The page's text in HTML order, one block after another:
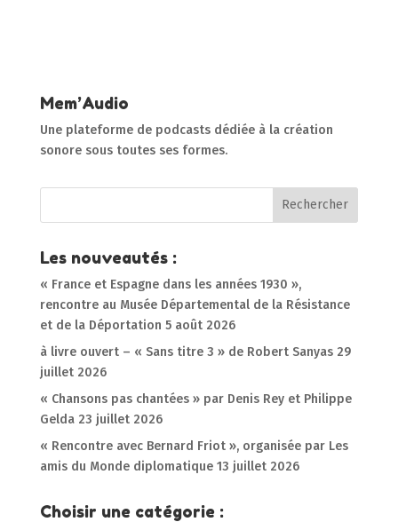
Mem’Audio
Une plateforme de podcasts dédiée à la création
sonore sous toutes ses formes.
Les nouveautés :
« France et Espagne dans les années 1930 »,
rencontre au Musée Départemental de la Résistance
et de la Déportation 5 août 2026
à livre ouvert – « Sans titre 3 » de Robert Sanyas 29
juillet 2026
« Chansons pas chantées » par Denis Rey et Philippe
Gelda 23 juillet 2026
« Rencontre avec Bernard Friot », organisée par Les
amis du Monde diplomatique 13 juillet 2026
Choisir une catégorie :